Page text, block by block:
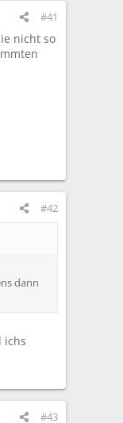
#41
nicht so
#42
dann
ichs
#43